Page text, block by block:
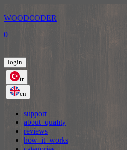
WOODCODER
0
login
tr
en
support
about_quality
reviews
how_it_works